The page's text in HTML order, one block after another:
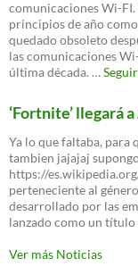
comunicaciones Wi-FI.
principios de año
quedado obsoleto
las comunicaciones
última década. …
‘Fortnite’ llegará
Ya lo que faltaba, para
tambien jajajaj
https://
perteneciente al
desarrollado por las
lanzado como un título
Ver más Noticias